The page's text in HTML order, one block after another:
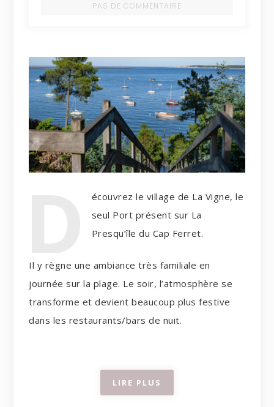
PAS DE COMMENTAIRE
écouvrez le village de La Vigne, le
seul Port présent sur La
Presqu’île du Cap Ferret.
Il y règne une ambiance très familiale en
journée sur la plage. Le soir, l’atmosphère se
transforme et devient beaucoup plus festive
dans les restaurants/bars de nuit.
LIRE PLUS